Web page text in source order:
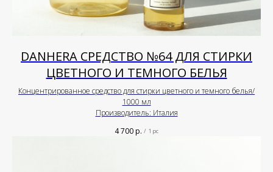
DANHERA СРЕДСТВО №64 ДЛЯ СТИРКИ
ЦВЕТНОГО И ТЕМНОГО БЕЛЬЯ
Концентрированное средство для стирки цветного и темного белья/
1000 мл
Производитель: Италия
4 700р. / 1 pc